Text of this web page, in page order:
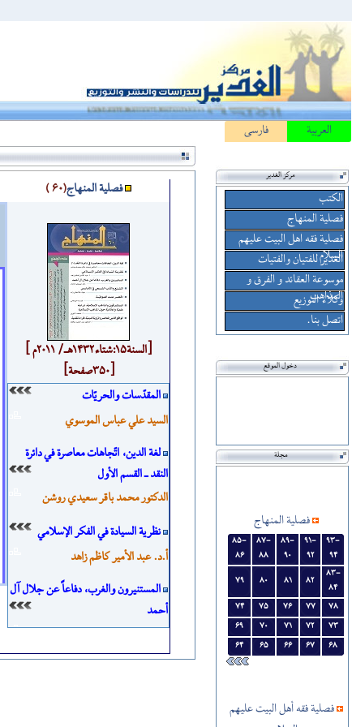
العربیة فارسی
مركز الغدير
الكتب
فصلية المنهاج
فصلية فقه اهل البيت علیهم
السلام
الغدير للفتيان والفتيات
موسوعة العقائد و الفرق و
المذاهب
وكلاء التوزيع
اتصل بنا.
دخول الموقع
مجلة
فصلية المنهاج
93-
94
91-
92
89-
90
87-
88
85-
86
83-
84
82
81
80
79
78
77
76
75
74
73
72
71
70
69
68
67
66
65
64
فصلية فقه أهل البيت علیهم
فصلية المنهاج(60 )
[السنة15:شتاء1432هـ/ 2011م ]
[350صفحة]
المقدّسات والحريّات
السيد علي عباس الموسوي
لغة الدين، اتّجاهات معاصرة في دائرة
النقد ـ القسم الأول
الدكتور محمد باقر سعيدي روشن
نظرية السيادة في الفكر الإسلامي
أ.د. عبد الأمير كاظم زاهد
المستنيرون والغرب، دفاعاً عن جلال آل
أحمد
داود مهدوي زادغان